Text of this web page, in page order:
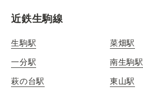
近鉄生駒線
生駒駅
菜畑駅
一分駅
南生駒駅
萩の台駅
東山駅